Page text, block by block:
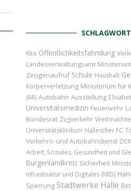
Kita Öffentlichkeitsfahndung
Landesverwaltungsamt
Zeugenaufruf Schule Haushalt
Körperverletzung Ministerium für
(MI) Autobahn Ausstellung
Universitätsmedizin Feuerwehr
Bundesrat Zugverkehr
Universitätsklinikum Hallescher FC
Verkehrs- und Autobahndienst
Arbeit, Soziales, Gesundheit und
Burgenlandkreis Sicherheit
Infrastruktur und Digitales (MID)
Sperrung Stadtwerke Halle